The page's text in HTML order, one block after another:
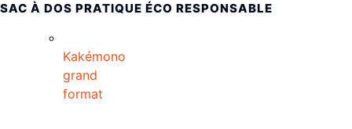
Kakémono
grand
format
SAC À DOS PRATIQUE ÉCO RESPONSABLE